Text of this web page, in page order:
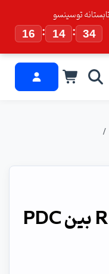
توسینسو
16
: 14 : 34
مشکل در Replicate بین PDC